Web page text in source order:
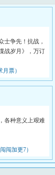
士争先！抗战，
战岁月》，万订
票）
各种意义上艰难
闯加更7）